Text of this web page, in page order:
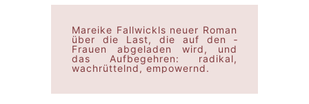
Mareike Fallwickls neuer Roman
über die Last, die auf den ­
Frauen ­abgeladen wird, und
das Aufbegehren: ­radikal,
wachrüttelnd, empowernd.